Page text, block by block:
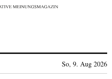
So, 9. Aug 2026